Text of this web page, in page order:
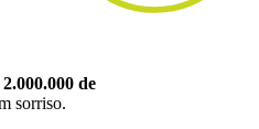
2.000.000 de
sorriso.